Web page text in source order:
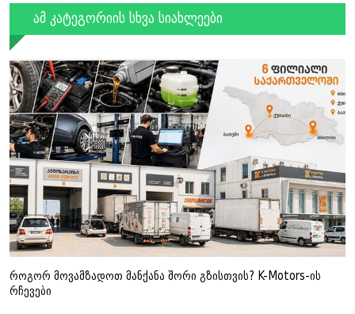
ამ კატეგორიის სხვა სიახლეები
როგორ მოვამზადოთ მანქანა შორი გზისთვის? K-Motors-ის
რჩევები